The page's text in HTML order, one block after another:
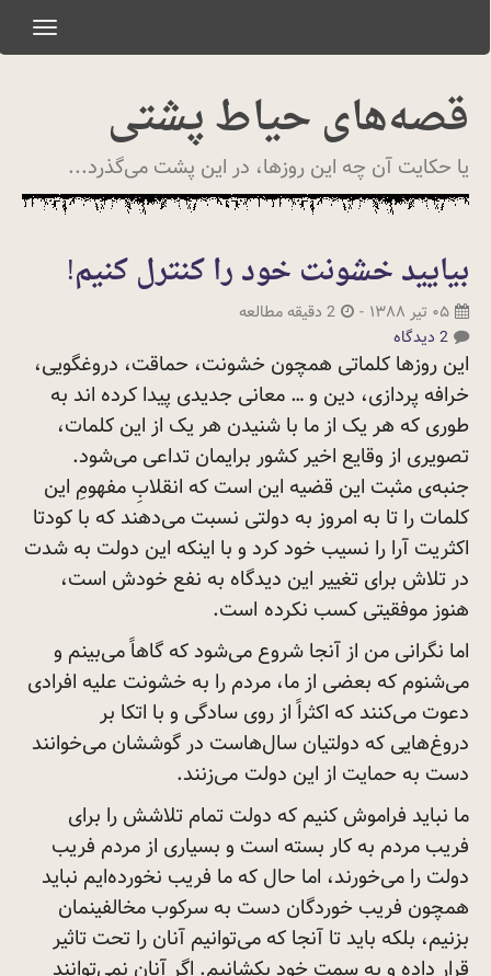
قصه‌های حیاط پشتی
یا حکایت آن چه این روزها، در این پشت می‌گذرد...
بیایید خشونت خود را کنترل کنیم!
۰۵ تیر ۱۳۸۸ -
2 دقیقه مطالعه
2 دیدگاه
این روزها کلماتی همچون خشونت، حماقت، دروغگویی،
خرافه پردازی، دین و … معانی جدیدی پیدا کرده اند به
طوری که هر یک از ما با شنیدن هر یک از این کلمات،
تصویری از وقایع اخیر کشور برایمان تداعی می‌شود.
جنبه‌ی مثبت این قضیه این است که انقلابِ مفهومِ این
کلمات را تا به امروز به دولتی نسبت می‌دهند که با کودتا
اکثریت آرا را نسیب خود کرد و با اینکه این دولت به شدت
در تلاش برای تغییر این دیدگاه به نفع خودش است،
هنوز موفقیتی کسب نکرده است.
اما نگرانی من از آنجا شروع می‌شود که گاهاً می‌بینم و
می‌شنوم که بعضی از ما، مردم را به خشونت علیه افرادی
دعوت می‌کنند که اکثراً از روی سادگی و با اتکا بر
دروغ‌هایی که دولتیان سال‌هاست در گوششان می‌خوانند
دست به حمایت از این دولت می‌زنند.
ما نباید فراموش کنیم که دولت تمام تلاشش را برای
فریب مردم به کار بسته است و بسیاری از مردم فریب
دولت را می‌خورند، اما حال که ما فریب نخورده‌ایم نباید
همچون فریب خوردگان دست به سرکوب مخالفینمان
بزنیم، بلکه باید تا آنجا که می‌توانیم آنان را تحت تاثیر
قرار داده و به سمت خود بکشانیم. اگر آنان نمی‌توانند